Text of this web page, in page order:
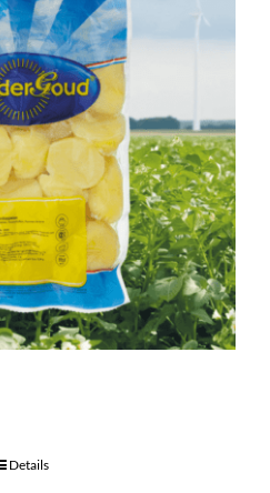
Details